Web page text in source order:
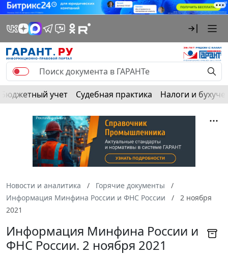
Бюджетный учет Судебная практика Налоги и
Новости и аналитика
Горячие документы
Информация Минфина России и ФНС России
2 ноября
2021
Информация Минфина России и
ФНС России. 2 ноября 2021